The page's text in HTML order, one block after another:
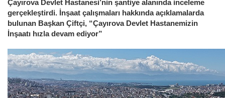
Çayırova Devlet Hastanesi’nin şantiye alanında inceleme
gerçekleştirdi. İnşaat çalışmaları hakkında açıklamalarda
bulunan Başkan Çiftçi, “Çayırova Devlet Hastanemizin
İnşaatı hızla devam ediyor”